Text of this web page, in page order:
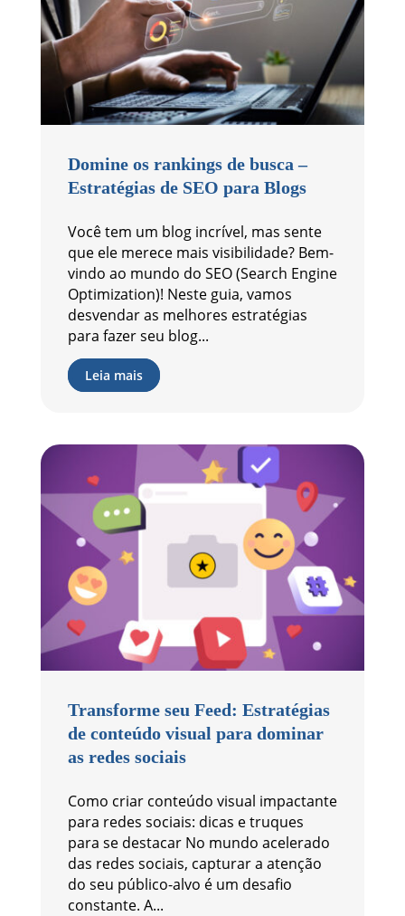
Domine os rankings de busca –
Estratégias de SEO para Blogs
Você tem um blog incrível, mas sente
que ele merece mais visibilidade? Bem-
vindo ao mundo do SEO (Search Engine
Optimization)! Neste guia, vamos
desvendar as melhores estratégias
para fazer seu blog...
Leia mais
Transforme seu Feed: Estratégias
de conteúdo visual para dominar
as redes sociais
Como criar conteúdo visual impactante
para redes sociais: dicas e truques
para se destacar No mundo acelerado
das redes sociais, capturar a atenção
do seu público-alvo é um desafio
constante. A...